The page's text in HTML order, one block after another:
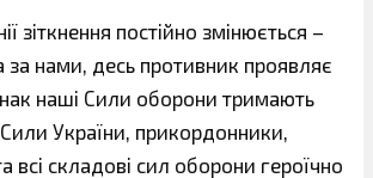
зіткнення постійно змінюється –
за нами, десь противник проявляє
наші Сили оборони тримають
Сили України, прикордонники,
всі складові сил оборони героїчно